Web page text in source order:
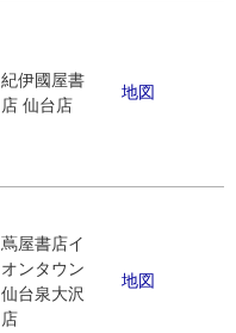
紀伊國屋書
店 仙台店
地図
蔦屋書店イ
オンタウン
仙台泉大沢
店
地図